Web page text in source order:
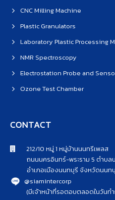
CNC Milling Machine
Plastic Granulators
Laboratory Plastic Processing
NMR Spectroscopy
Electrostation Probe and
Ozone Test Chamber
CONTACT
212/10 หมู่ 1 หมู่บ้านนนทรีเพลส
ถนนนครอินทร์-พระราม 5 ตำบลบ
อำเภอเมืองนนทบุรี จังหวัดนนทบุ
@siamintercorp
(มีเจ้าหน้าที่รอตอบตลอดในวันท